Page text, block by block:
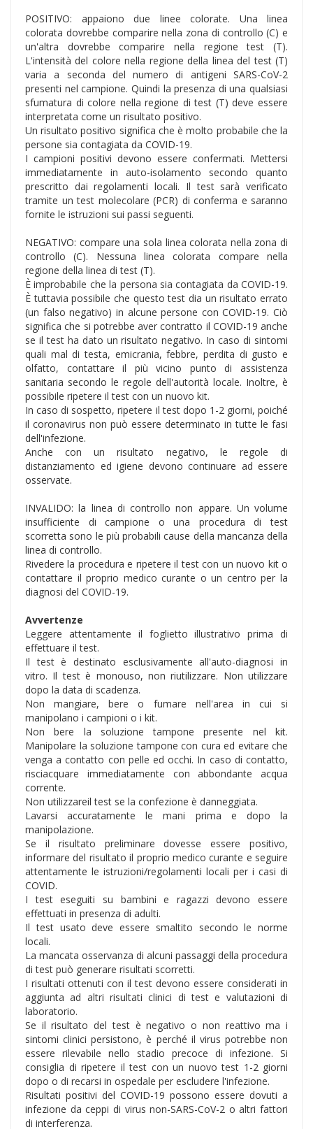
POSITIVO: appaiono due linee colorate. Una linea
colorata dovrebbe comparire nella zona di controllo (C) e
un'altra dovrebbe comparire nella regione test (T).
L'intensità del colore nella regione della linea del test (T)
varia a seconda del numero di antigeni SARS-CoV-2
presenti nel campione. Quindi la presenza di una qualsiasi
sfumatura di colore nella regione di test (T) deve essere
interpretata come un risultato positivo.
Un risultato positivo significa che è molto probabile che la
persone sia contagiata da COVID-19.
I campioni positivi devono essere confermati. Mettersi
immediatamente in auto-isolamento secondo quanto
prescritto dai regolamenti locali. Il test sarà verificato
tramite un test molecolare (PCR) di conferma e saranno
fornite le istruzioni sui passi seguenti.
NEGATIVO: compare una sola linea colorata nella zona di
controllo (C). Nessuna linea colorata compare nella
regione della linea di test (T).
È improbabile che la persona sia contagiata da COVID-19.
È tuttavia possibile che questo test dia un risultato errato
(un falso negativo) in alcune persone con COVID-19. Ciò
significa che si potrebbe aver contratto il COVID-19 anche
se il test ha dato un risultato negativo. In caso di sintomi
quali mal di testa, emicrania, febbre, perdita di gusto e
olfatto, contattare il più vicino punto di assistenza
sanitaria secondo le regole dell'autorità locale. Inoltre, è
possibile ripetere il test con un nuovo kit.
In caso di sospetto, ripetere il test dopo 1-2 giorni, poiché
il coronavirus non può essere determinato in tutte le fasi
dell'infezione.
Anche con un risultato negativo, le regole di
distanziamento ed igiene devono continuare ad essere
osservate.
INVALIDO: la linea di controllo non appare. Un volume
insufficiente di campione o una procedura di test
scorretta sono le più probabili cause della mancanza della
linea di controllo.
Rivedere la procedura e ripetere il test con un nuovo kit o
contattare il proprio medico curante o un centro per la
diagnosi del COVID-19.
Avvertenze
Leggere attentamente il foglietto illustrativo prima di
effettuare il test.
Il test è destinato esclusivamente all'auto-diagnosi in
vitro. Il test è monouso, non riutilizzare. Non utilizzare
dopo la data di scadenza.
Non mangiare, bere o fumare nell'area in cui si
manipolano i campioni o i kit.
Non bere la soluzione tampone presente nel kit.
Manipolare la soluzione tampone con cura ed evitare che
venga a contatto con pelle ed occhi. In caso di contatto,
risciacquare immediatamente con abbondante acqua
corrente.
Non utilizzareil test se la confezione è danneggiata.
Lavarsi accuratamente le mani prima e dopo la
manipolazione.
Se il risultato preliminare dovesse essere positivo,
informare del risultato il proprio medico curante e seguire
attentamente le istruzioni/regolamenti locali per i casi di
COVID.
I test eseguiti su bambini e ragazzi devono essere
effettuati in presenza di adulti.
Il test usato deve essere smaltito secondo le norme
locali.
La mancata osservanza di alcuni passaggi della procedura
di test può generare risultati scorretti.
I risultati ottenuti con il test devono essere considerati in
aggiunta ad altri risultati clinici di test e valutazioni di
laboratorio.
Se il risultato del test è negativo o non reattivo ma i
sintomi clinici persistono, è perché il virus potrebbe non
essere rilevabile nello stadio precoce di infezione. Si
consiglia di ripetere il test con un nuovo test 1-2 giorni
dopo o di recarsi in ospedale per escludere l'infezione.
Risultati positivi del COVID-19 possono essere dovuti a
infezione da ceppi di virus non-SARS-CoV-2 o altri fattori
di interferenza.